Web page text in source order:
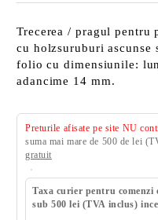
Trecerea / pragul pentru
cu holzsuruburi ascunse
folio cu dimensiunile:
adancime 14 mm.
Preturile afisate pe site NU
suma mai mare de 500 de lei
gratuit
Taxa curier pentru comenzi
sub 500 lei (TVA inclus)